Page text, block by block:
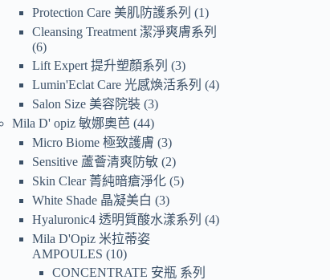
Protection Care 美肌防護系列
1
Cleansing Treatment 潔淨爽膚系列
6
Lift Expert 提升塑顏系列
3
Lumin'Eclat Care 光感煥活系列
4
Salon Size 美容院裝 3
Mila D' opiz 敏娜奧芭 44
Micro Biome 極致護膚 3
Sensitive 蘆薈清爽防敏 2
Skin Clear 菁純暗瘡淨化 5
White Shade 晶凝美白
3
Hyaluronic4 透明質酸水漾系列
4
Mila D'Opiz 米拉蒂姿
AMPOULES
10
CONCENTRATE 安瓶 系列